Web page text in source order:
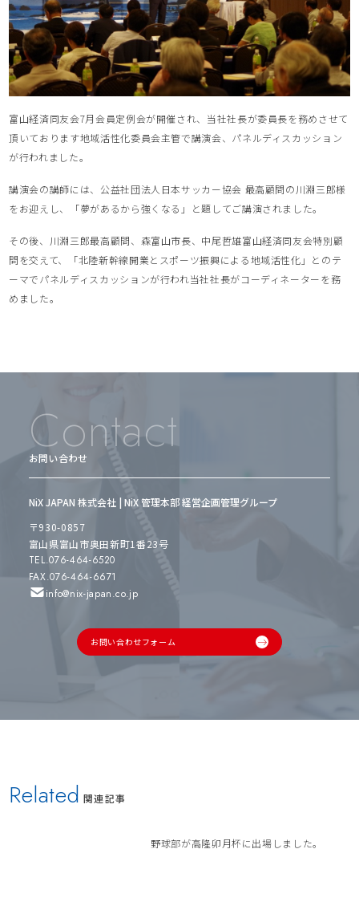
富山経済同友会7月会員定例会が開催され、当社社長が委員長を務めさせて
頂いております地域活性化委員会主管で講演会、パネルディスカッション
が行われました。
講演会の講師には、公益社団法人日本サッカー協会 最高顧問の川淵三郎様
をお迎えし、「夢があるから強くなる」と題してご講演されました。
その後、川淵三郎最高顧問、森富山市長、中尾哲雄富山経済同友会特別顧
問を交えて、「北陸新幹線開業とスポーツ振興による地域活性化」とのテ
ーマでパネルディスカッションが行われ当社社長がコーディネーターを務
めました。
Contact
お問い合わせ
NiX JAPAN 株式会社 | NiX 管理本部 経営企画管理グループ
〒930-0857
富山県富山市奥田新町1番23号
TEL.076-464-6520
FAX.076-464-6671
info@nix-japan.co.jp
お問い合わせフォーム
Related 関連記事
野球部が高隆卯月杯に出場しました。